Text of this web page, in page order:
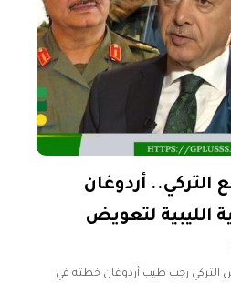
أردوغان
الليبية لتعويض
التركي رجب طيب أردوغان خطته في